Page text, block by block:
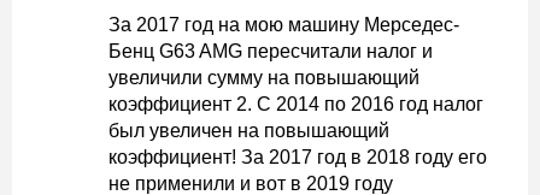
За 2017 год на мою машину Мерседес-
Бенц G63 AMG пересчитали налог и
увеличили сумму на повышающий
коэффициент 2. С 2014 по 2016 год налог
был увеличен на повышающий
коэффициент! За 2017 год в 2018 году его
не применили и вот в 2019 году